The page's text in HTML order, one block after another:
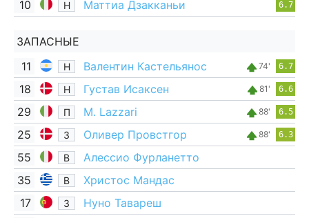
10 Н Маттиа Дзакканьи 6.7
ЗАПАСНЫЕ
11
Н Валентин Кастельянос 74' 6.7
18 Н Густав Исаксен 81' 6.6
29 П M. Lazzari 88' 6.5
25 З Оливер Провстгор 88' 6.3
55 В
Алессио Фурланетто
35
В
Христос Мандас
17
З
Нуно Тавареш